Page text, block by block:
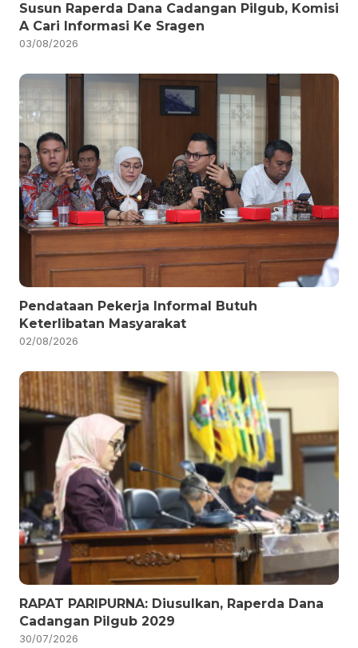
Susun Raperda Dana Cadangan Pilgub, Komisi
A Cari Informasi Ke Sragen
03/08/2026
Pendataan Pekerja Informal Butuh
Keterlibatan Masyarakat
02/08/2026
RAPAT PARIPURNA: Diusulkan, Raperda Dana
Cadangan Pilgub 2029
30/07/2026